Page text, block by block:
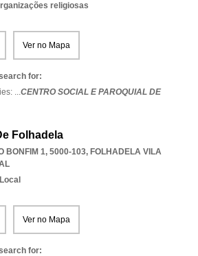
religiosas
Ver no Mapa
for:
...CENTRO SOCIAL E PAROQUIAL DE
Folhadela
BONFIM 1, 5000-103, FOLHADELA VILA
Ver no Mapa
for: